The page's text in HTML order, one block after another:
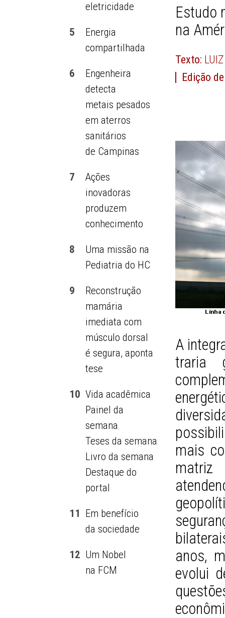
eletricidade
5
Energia
compartilhada
6
Engenheira
detecta
metais pesados
em aterros
sanitários
de Campinas
7
Ações
inovadoras
produzem
conhecimento
8
Uma missão na
Pediatria do HC
9
Reconstrução
mamária
imediata com
músculo dorsal
é segura, aponta
tese
10 Vida acadêmica
Painel da
semana
Teses da semana
Livro da semana
Destaque do
portal
11 Em benefício
da sociedade
12 Um Nobel
na FCM
Estudo
na
Texto:
Edição
A
traria
mais
matriz
anos,
evolui